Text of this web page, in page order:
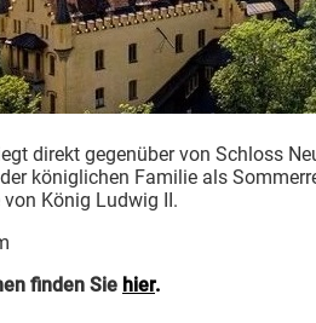
direkt gegenüber von Schloss
königlichen Familie als
König Ludwig II.
finden Sie hier.